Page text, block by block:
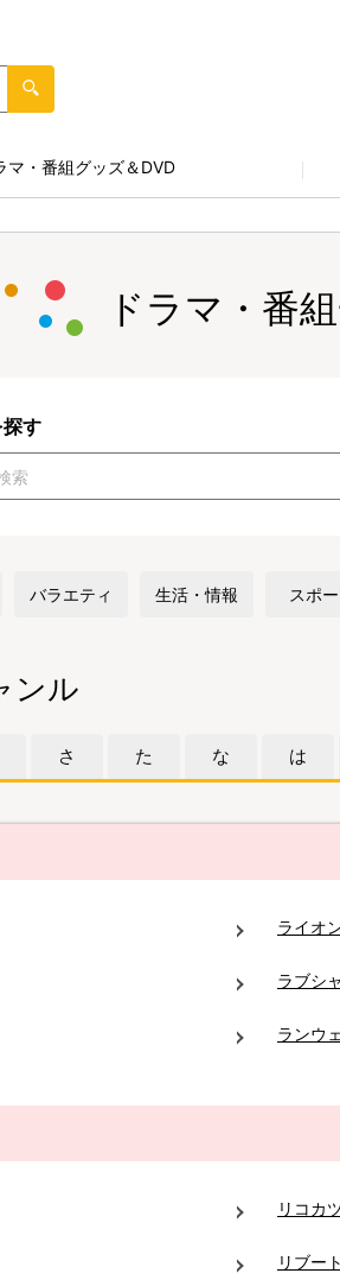
マ・番組グッズ＆DVD
ドラマ・番
す
バラエティ 生活・情報 スポ
ンル
さ た な は
ライオ
ラブシ
ランウ
リコカ
リブート